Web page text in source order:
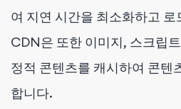
여 지연 시간을 최소화하고
CDN은 또한 이미지, 스크립
정적 콘텐츠를 캐시하여 콘텐
합니다.